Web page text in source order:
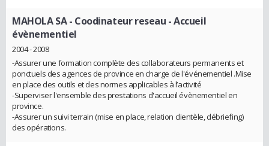
MAHOLA SA- Coodinateur reseau - Accueil
évènementiel
2004 - 2008
-Assurer une formation complète des collaborateurs permanents et
ponctuels des agences de province en charge de l'événementiel .Mise
en place des outils et des normes applicables à l’activité
-Superviser l'ensemble des prestations d'accueil évènementiel en
province.
-Assurer un suivi terrain (mise en place, relation clientèle, débriefing)
des opérations.